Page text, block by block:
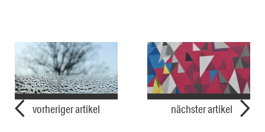
vorheriger artikel nächster artikel